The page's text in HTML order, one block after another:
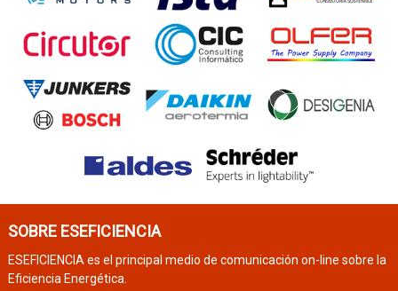
SOBRE ESEFICIENCIA
ESEFICIENCIA es el principal medio de comunicación on-line sobre la
Eficiencia Energética.